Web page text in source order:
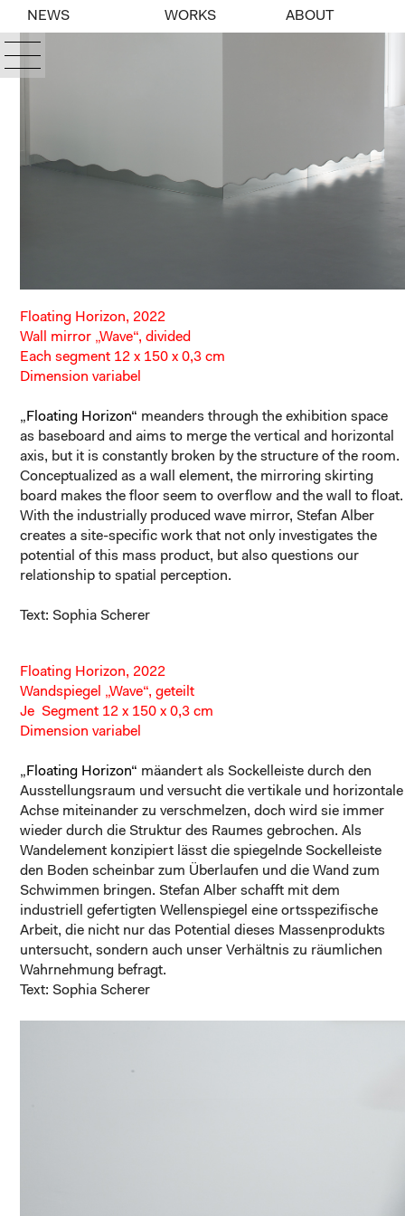
NEWS WORKS ABOUT
Floating Horizon, 2022
Wall mirror „Wave“, divided
Each segment 12 x 150 x 0,3 cm
Dimension variabel
„Floating Horizon“ meanders through the exhibition space
as baseboard and aims to merge the vertical and horizontal
axis, but it is constantly broken by the structure of the room.
Conceptualized as a wall element, the mirroring skirting
board makes the floor seem to overflow and the wall to float.
With the industrially produced wave mirror, Stefan Alber
creates a site-specific work that not only investigates the
potential of this mass product, but also questions our
relationship to spatial perception.
Text: Sophia Scherer
Floating Horizon, 2022
Wandspiegel „Wave“, geteilt
Je Segment 12 x 150 x 0,3 cm
Dimension variabel
„Floating Horizon“ mäandert als Sockelleiste durch den
Ausstellungsraum und versucht die vertikale und horizontale
Achse miteinander zu verschmelzen, doch wird sie immer
wieder durch die Struktur des Raumes gebrochen. Als
Wandelement konzipiert lässt die spiegelnde Sockelleiste
den Boden scheinbar zum Überlaufen und die Wand zum
Schwimmen bringen. Stefan Alber schafft mit dem
industriell gefertigten Wellenspiegel eine ortsspezifische
Arbeit, die nicht nur das Potential dieses Massenprodukts
untersucht, sondern auch unser Verhältnis zu räumlichen
Wahrnehmung befragt.
Text: Sophia Scherer